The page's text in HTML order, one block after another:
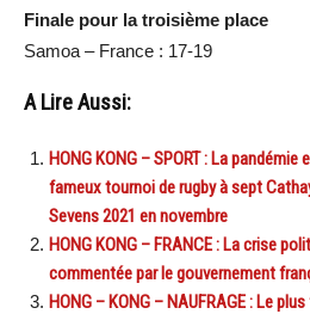
Finale pour la troisième place
Samoa – France : 17-19
A Lire Aussi:
HONG KONG – SPORT : La pandémie
fameux tournoi de rugby à sept
Sevens 2021 en novembre
HONG KONG – FRANCE : La crise
commentée par le gouvernement
HONG – KONG – NAUFRAGE : Le